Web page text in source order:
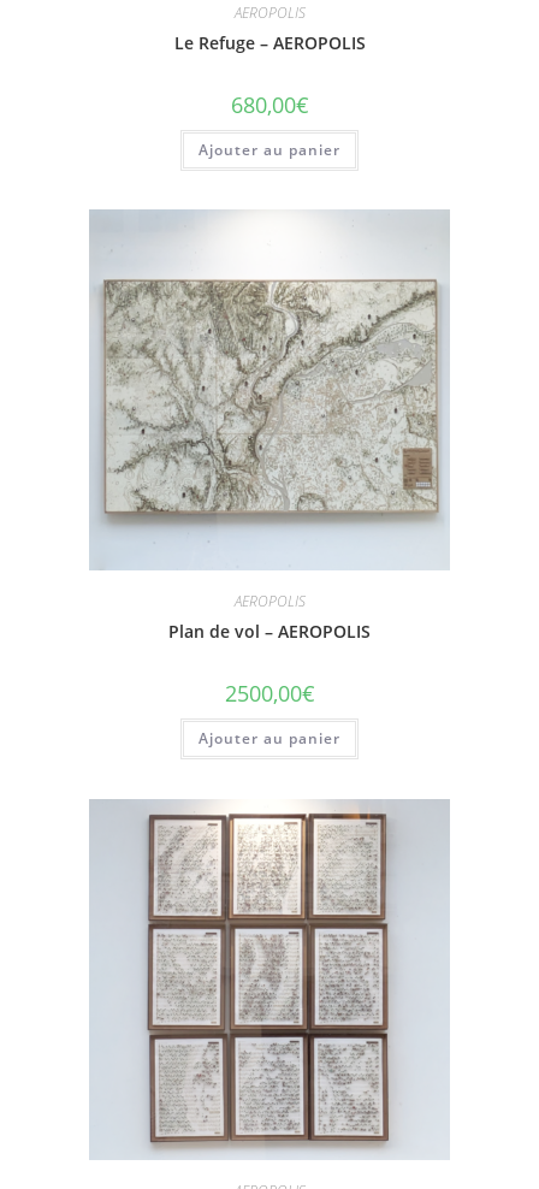
AEROPOLIS
Le Refuge – AEROPOLIS
680,00€
Ajouter au panier
AEROPOLIS
Plan de vol – AEROPOLIS
2500,00€
Ajouter au panier